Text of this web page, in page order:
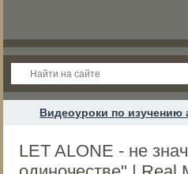
Видеоуроки по изучению
LET ALONE - не